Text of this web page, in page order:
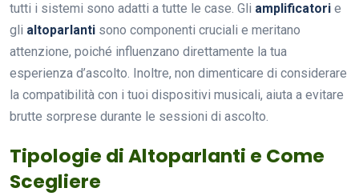
tutti i sistemi sono adatti a tutte le case. Gli amplificatori e
gli altoparlanti sono componenti cruciali e meritano
attenzione, poiché influenzano direttamente la tua
esperienza d’ascolto. Inoltre, non dimenticare di considerare
la compatibilità con i tuoi dispositivi musicali, aiuta a evitare
brutte sorprese durante le sessioni di ascolto.
Tipologie di Altoparlanti e Come
Scegliere